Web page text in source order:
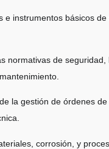
e instrumentos básicos
normativas de
la gestión de órdenes
corrosión, y